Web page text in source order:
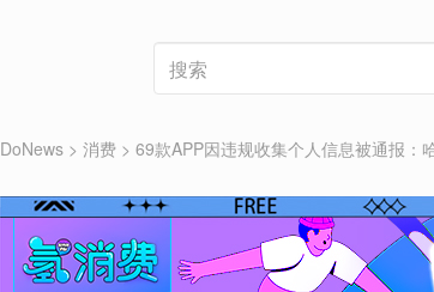
DoNews > 消费 > 69款APP因违规收集个人信息被通报：